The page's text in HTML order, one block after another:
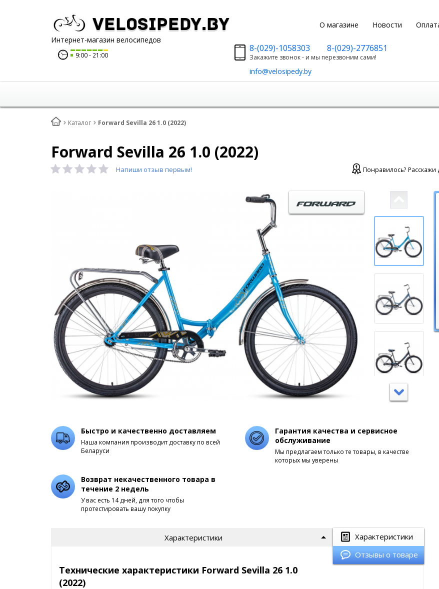
О магазине Новости
Velosipedy.by
Интернет-магазин велосипедов
9:00 21:00
8-(029)-1058303 8-(029)-2776851
Закажите звонок - и мы перезвоним сами!
info@velosipedy.by
Каталог Forward Sevilla 26 1.0 (2022)
Forward Sevilla 26 1.0 (2022)
Напиши отзыв первым! Понравилось? Расскажи
Быстро и качественно доставляем
Наша компания производит доставку по всей
Беларуси
Гарантия качества и сервисное
обслуживание
Мы предлагаем только те товары, в качестве
которых мы уверены
Возврат некачественного товара в
течение 2 недель
У вас есть 14 дней, для того чтобы
протестировать вашу покупку
Характеристики
Отзывы о товаре
Характеристики
Технические характеристики Forward Sevilla 26 1.0
(2022)